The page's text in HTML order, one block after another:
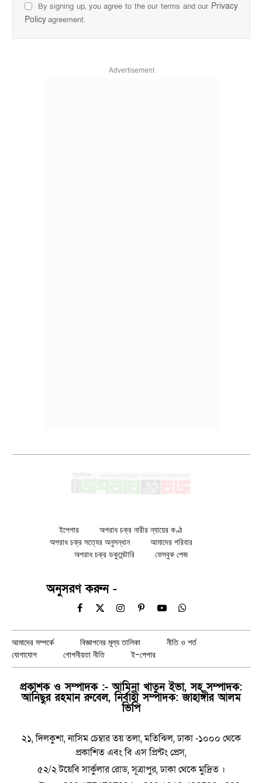
By signing up, you agree to the our terms and our Privacy
Policyagreement.
Advertisement
ইপেপার
অপরাধ চক্র নারীর ন্যায়ের কণ্ঠ
অপরাধ চক্র সত্যের অনুসন্ধান
আমাদের পরিবার
অপরাধ চক্র ডকুমেন্টারি
ফেসবুক পেজ
অনুসরণ করুন -
Facebook
X
InstagramPinterestYouTubeWhatsApp
আমাদের সম্পর্কে বিজ্ঞাপনের মূল্য তালিকা
নীতি ও শর্ত
যোগাযোগ
গোপনীয়তা নীতি ই-পেপার
প্রকাশক ও সম্পাদক :- আমিনা খাতুন ইভা, সহ সম্পাদক:
আনিছুর রহমান রুবেল, নির্বাহী সম্পাদক: জাহাঙ্গীর আলম
ভিপি
২১, দিলকুশা, নাসিম চেম্বার তয় তলা, মতিঝিল, ঢাকা -১০০০ থেকে
প্রকাশিত এবং বি এস প্রিন্টং প্রেস,
৫২/২ টয়েবি সার্কুলার রোড, সূত্রাপুর, ঢাকা থেকে মুদ্রিত ।